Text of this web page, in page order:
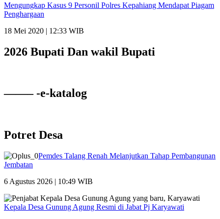
Mengungkap Kasus 9 Personil Polres Kepahiang Mendapat Piagam
Penghargaan
18 Mei 2020 | 12:33 WIB
2026 Bupati Dan wakil Bupati
——– -e-katalog
Potret Desa
Pemdes Talang Renah Melanjutkan Tahap Pembangunan
Jembatan
6 Agustus 2026 | 10:49 WIB
Kepala Desa Gunung Agung Resmi di Jabat Pj Karyawati